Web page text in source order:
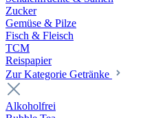
Zucker
Gemüse & Pilze
Fisch & Fleisch
TCM
Reispapier
Zur Kategorie Getränke
Alkoholfrei